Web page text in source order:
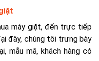
máy giặt, đến trực tiếp
đây, chúng tôi trưng bày
mẫu mã, khách hàng có